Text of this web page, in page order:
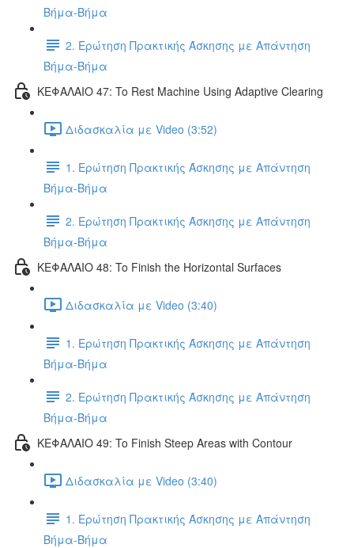
Βήμα-Βήμα
2. Ερώτηση Πρακτικής Άσκησης με Απάντηση
Βήμα-Βήμα
ΚΕΦΑΛΑΙΟ 47: To Rest Machine Using Adaptive Clearing
Διδασκαλία με Video (3:52)
1. Ερώτηση Πρακτικής Άσκησης με Απάντηση
Βήμα-Βήμα
2. Ερώτηση Πρακτικής Άσκησης με Απάντηση
Βήμα-Βήμα
ΚΕΦΑΛΑΙΟ 48: To Finish the Horizontal Surfaces
Διδασκαλία με Video (3:40)
1. Ερώτηση Πρακτικής Άσκησης με Απάντηση
Βήμα-Βήμα
2. Ερώτηση Πρακτικής Άσκησης με Απάντηση
Βήμα-Βήμα
ΚΕΦΑΛΑΙΟ 49: To Finish Steep Areas with Contour
Διδασκαλία με Video (3:40)
1. Ερώτηση Πρακτικής Άσκησης με Απάντηση
Βήμα-Βήμα